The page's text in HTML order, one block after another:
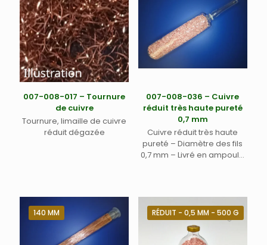
007-008-017 – Tournure
de cuivre
Tournure, limaille de cuivre
réduit dégazée
007-008-036 – Cuivre
réduit très haute pureté
0,7 mm
Cuivre réduit très haute
pureté – Diamètre des fils
0,7 mm – Livré en ampoule
140 MM RÉDUIT - 0,5 MM - 500 G